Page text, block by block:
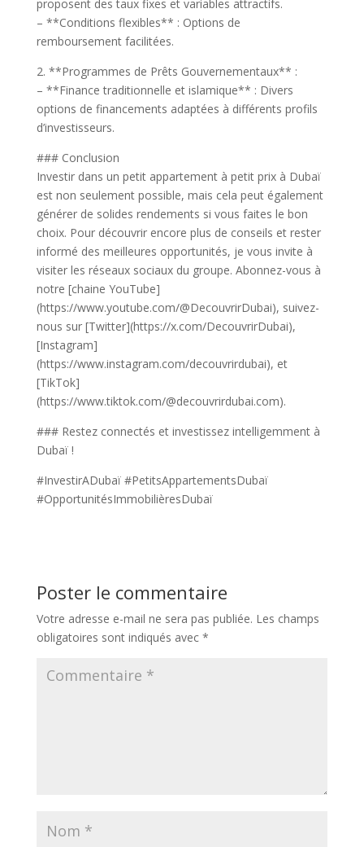
proposent des taux fixes et variables attractifs.
– **Conditions flexibles** : Options de
remboursement facilitées.
2. **Programmes de Prêts Gouvernementaux** :
– **Finance traditionnelle et islamique** : Divers
options de financements adaptées à différents profils
d’investisseurs.
### Conclusion
Investir dans un petit appartement à petit prix à Dubaï
est non seulement possible, mais cela peut également
générer de solides rendements si vous faites le bon
choix. Pour découvrir encore plus de conseils et rester
informé des meilleures opportunités, je vous invite à
visiter les réseaux sociaux du groupe. Abonnez-vous à
notre [chaine YouTube]
(https://www.youtube.com/@DecouvrirDubai), suivez-
nous sur [Twitter](https://x.com/DecouvrirDubai),
[Instagram]
(https://www.instagram.com/decouvrirdubai), et
[TikTok]
(https://www.tiktok.com/@decouvrirdubai.com).
### Restez connectés et investissez intelligemment à
Dubaï !
#InvestirADubaï #PetitsAppartementsDubaï
#OpportunitésImmobilièresDubaï
Poster le commentaire
Votre adresse e-mail ne sera pas publiée. Les champs
obligatoires sont indiqués avec *